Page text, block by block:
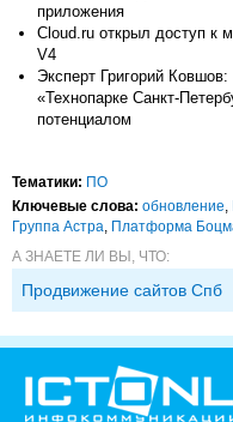
приложения
Cloud.ru открыл доступ к
V4
Эксперт Григорий
«Технопарке Санкт-
потенциалом
Тематики: ПО
Ключевые слова: обновление,
Группа Астра, Платформа
А ЗНАЕТЕ ЛИ ВЫ, ЧТО:
Продвижение сайтов Спб